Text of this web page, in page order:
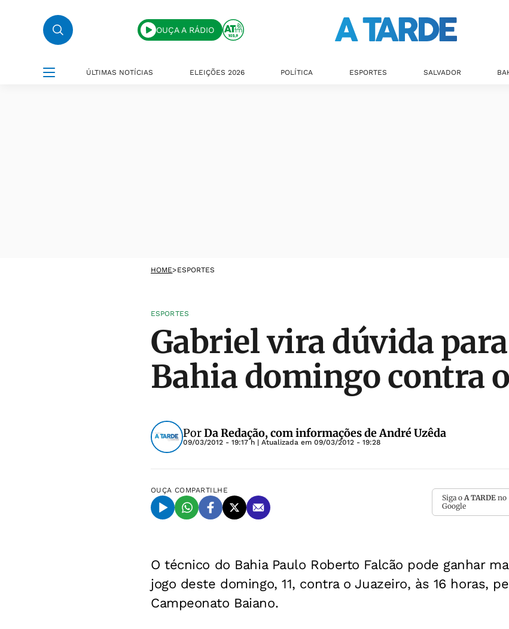
OUÇA A RÁDIO
ÚLTIMAS NOTÍCIAS ELEIÇÕES 2026 POLÍTICA ESPORTES SALVADOR
HOME>ESPORTES
ESPORTES
Gabriel vira dúvida
Bahia domingo contra
PorDa Redação, com informações de André Uzêda
09/03/2012 - 19:17 h | Atualizada em 09/03/2012 - 19:28
OUÇA COMPARTILHE
Siga o A TARDE no
Google
O técnico do Bahia Paulo Roberto Falcão pode ganhar
jogo deste domingo, 11, contra o Juazeiro, às 16 horas,
Campeonato Baiano.